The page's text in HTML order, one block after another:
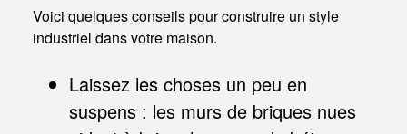
Voici quelques conseils pour construire un style
industriel dans votre maison.
Laissez les choses un peu en
suspens : les murs de briques nues